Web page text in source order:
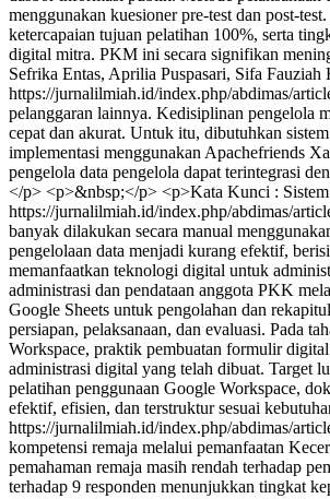
menggunakan kuesioner pre-test dan post-
ketercapaian tujuan pelatihan 100%, serta
digital mitra. PKM ini secara signifikan
Sefrika Entas, Aprilia Puspasari, Sifa Fauziah
https://jurnalilmiah.id/index.php/abdimas/
pelanggaran lainnya. Kedisiplinan pengelola
cepat dan akurat. Untuk itu, dibutuhkan
implementasi menggunakan Apachefriends
pengelola data pengelola dapat terintegrasi
</p> <p>&nbsp;</p> <p>Kata Kunci :
https://jurnalilmiah.id/index.php/abdimas/
banyak dilakukan secara manual
pengelolaan data menjadi kurang efektif,
memanfaatkan teknologi digital untuk
administrasi dan pendataan anggota PKK
Google Sheets untuk pengolahan dan
persiapan, pelaksanaan, dan evaluasi. Pada
Workspace, praktik pembuatan formulir
administrasi digital yang telah dibuat. Target
pelatihan penggunaan Google Workspace,
efektif, efisien, dan terstruktur sesuai
https://jurnalilmiah.id/index.php/abdimas/
kompetensi remaja melalui pemanfaatan
pemahaman remaja masih rendah terhadap
terhadap 9 responden menunjukkan tingkat